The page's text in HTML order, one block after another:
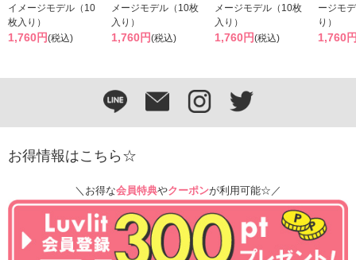
イメージモデル（10
枚入り）
1,760円(税込)
メージモデル（10枚
入り）
1,760円(税込)
メージモデル（10枚
入り）
1,760円(税込)
ージモ
り）
1,760
お得情報はこちら☆
＼お得な会員特典やクーポンが利用可能☆／